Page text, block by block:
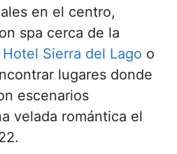
en el centro,
spa cerca de la
Hotel Sierra del Lago o
lugares donde
escenarios
velada romántica el